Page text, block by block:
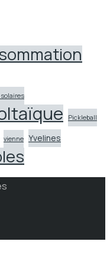
Pickleball
vienne Yvelines